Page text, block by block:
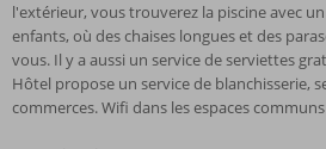
l'extérieur, vous trouverez la piscine avec
enfants, où des chaises longues et des
vous. Il y a aussi un service de serviettes
Hôtel propose un service de blanchisserie,
commerces. Wifi dans les espaces